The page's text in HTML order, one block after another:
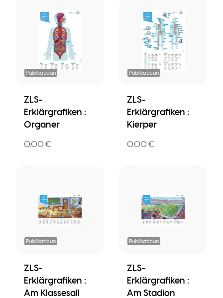
Publikatioun
ZLS-
Erklärgrafiken :
Organer
0.00 €
Publikatioun
ZLS-
Erklärgrafiken :
Kierper
0.00 €
Publikatioun
ZLS-
Erklärgrafiken :
Am Klassesall
Publikatioun
ZLS-
Erklärgrafiken :
Am Stadion